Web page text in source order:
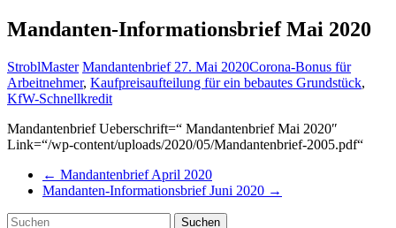
Mandanten-Informationsbrief Mai 2020
StroblMaster Mandantenbrief 27. Mai 2020Corona-Bonus für
Arbeitnehmer, Kaufpreisaufteilung für ein bebautes Grundstück,
KfW-Schnellkredit
Mandantenbrief Ueberschrift=“ Mandantenbrief Mai 2020″
Link=“/wp-content/uploads/2020/05/Mandantenbrief-2005.pdf“
← Mandantenbrief April 2020
Mandanten-Informationsbrief Juni 2020 →